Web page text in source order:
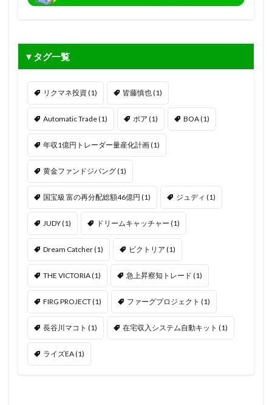
▼タグ一覧
リクマネ投資(1) 皆藤慎也(1)
Automatic Trade(1) ボア (1) BOA(1)
年収1億円トレーダー量産化計画(1)
黄金ファンドジパング(1)
国宝級 富の再分配総額46億円 (1) ジュディ (1)
JUDY(1) ドリームキャッチャー (1)
Dream Catcher(1) ビクトリア (1)
THE VICTORIA(1) 急上昇察知トレード (1)
FIRG PROJECT(1) ファーグプロジェクト (1)
長谷川マコト (1) 在宅収入システム自動キット (1)
ライズEA(1)